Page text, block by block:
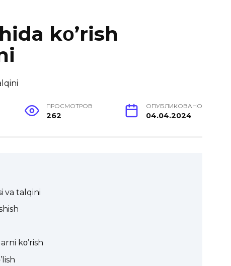
kο’rish
ПРОСМОТРОВ
262
ОПУБЛИКОВАНО
04.04.2024
va talqini
kο’rish